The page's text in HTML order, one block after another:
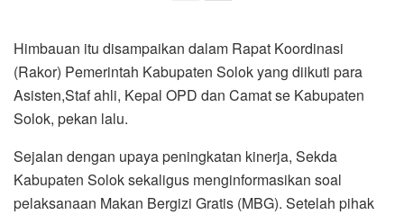
Himbauan itu disampaikan dalam Rapat Koordinasi
(Rakor) Pemerintah Kabupaten Solok yang diikuti para
Asisten,Staf ahli, Kepal OPD dan Camat se Kabupaten
Solok, pekan lalu.
Sejalan dengan upaya peningkatan kinerja, Sekda
Kabupaten Solok sekaligus menginformasikan soal
pelaksanaan Makan Bergizi Gratis (MBG). Setelah pihak